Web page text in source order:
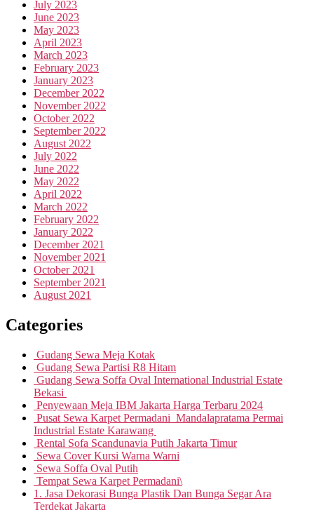
July 2023
June 2023
May 2023
April 2023
March 2023
February 2023
January 2023
December 2022
November 2022
October 2022
September 2022
August 2022
July 2022
June 2022
May 2022
April 2022
March 2022
February 2022
January 2022
December 2021
November 2021
October 2021
September 2021
August 2021
Categories
Gudang Sewa Meja Kotak
Gudang Sewa Partisi R8 Hitam
Gudang Sewa Soffa Oval International Industrial Estate
Bekasi
Penyewaan Meja IBM Jakarta Harga Terbaru 2024
Pusat Sewa Karpet Permadani Mandalapratama Permai
Industrial Estate Karawang
Rental Sofa Scandunavia Putih Jakarta Timur
Sewa Cover Kursi Warna Warni
Sewa Soffa Oval Putih
Tempat Sewa Karpet Permadani\
1. Jasa Dekorasi Bunga Plastik Dan Bunga Segar Ara
Terdekat Jakarta